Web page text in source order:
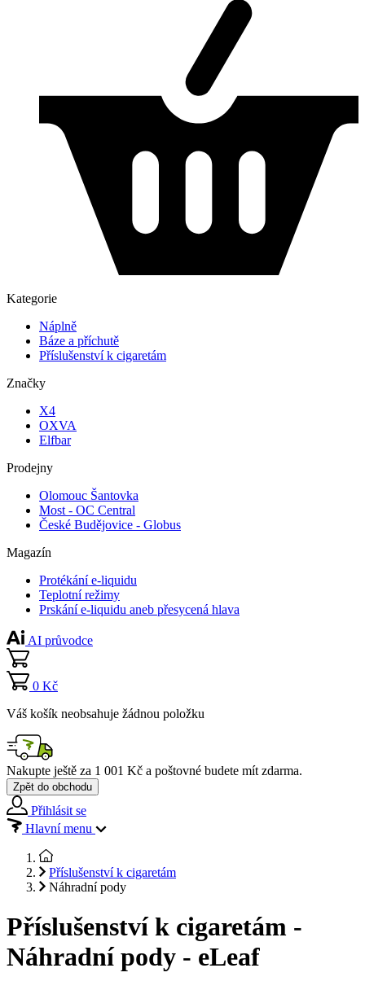
Kategorie
Náplně
Báze a příchutě
Příslušenství k cigaretám
Značky
X4
OXVA
Elfbar
Prodejny
Olomouc Šantovka
Most - OC Central
České Budějovice - Globus
Magazín
Protékání e-liquidu
Teplotní režimy
Prskání e-liquidu aneb přesycená hlava
AI průvodce
0 Kč
Váš košík neobsahuje žádnou položku
Nakupte ještě za 1 001 Kč a poštovné budete mít zdarma.
Zpět do obchodu
Přihlásit se
Hlavní menu
Příslušenství k cigaretám
Náhradní pody
Příslušenství k cigaretám -
Náhradní pody - eLeaf